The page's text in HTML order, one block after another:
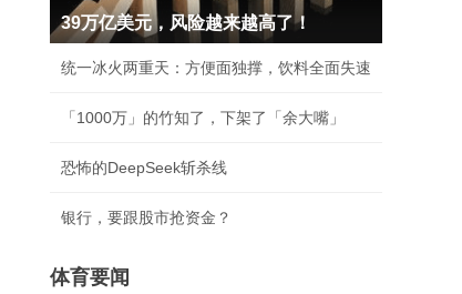
39万亿美元，风险越来越高了！
统一冰火两重天：方便面独撑，饮料全面失速
「1000万」的竹知了，下架了「余大嘴」
恐怖的DeepSeek斩杀线
银行，要跟股市抢资金？
体育要闻